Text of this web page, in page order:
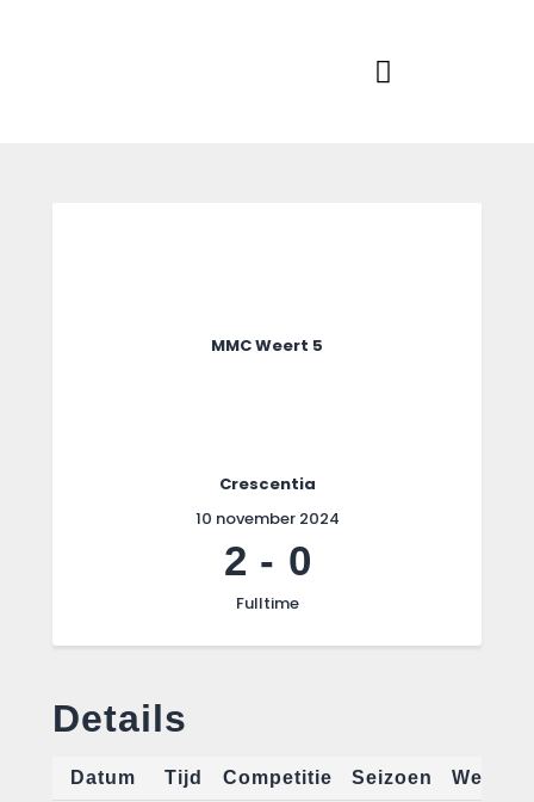
MMC Weert 5
Crescentia
10 november 2024
2 - 0
Fulltime
Details
Datum Tijd Competitie Seizoen